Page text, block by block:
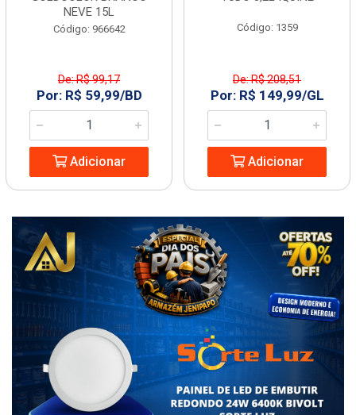
NEVE 15L
Código: 966642
De: R$ 99,17
Por: R$ 59,99/BD
Adicionar
Código: 1359
De: R$ 208,51
Por: R$ 149,99/GL
Adicionar